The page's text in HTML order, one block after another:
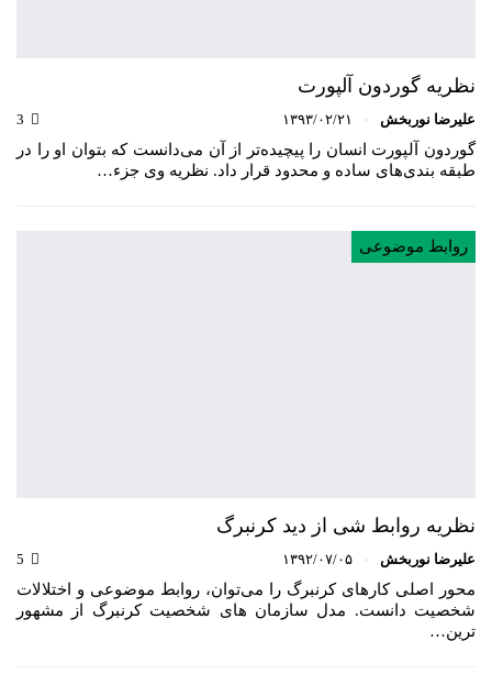
نظریه گوردون آلپورت
علیرضا نوربخش ۱۳۹۳/۰۲/۲۱
گوردون آلپورت انسان را پیچیده‌تر از آن می‌دانست که بتوان او را در
طبقه بندی‌های ساده و محدود قرار داد. نظریه وی جزء…
روابط موضوعی
نظریه روابط شی از دید کرنبرگ
علیرضا نوربخش ۱۳۹۲/۰۷/۰۵
محور اصلی کارهای کرنبرگ را می‌توان، روابط موضوعی و اختلالات
شخصیت دانست. مدل سازمان های شخصیت کرنبرگ از مشهور
ترین…